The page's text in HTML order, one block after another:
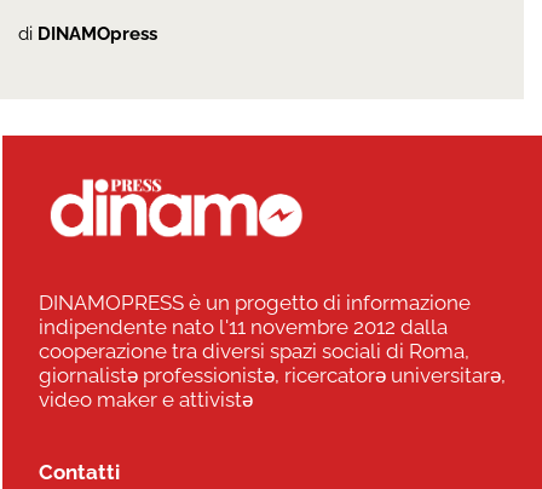
di DINAMOpress
DINAMOPRESS è un progetto di informazione
indipendente nato l'11 novembre 2012 dalla
cooperazione tra diversi spazi sociali di Roma,
giornalistə professionistə, ricercatorə universitarə,
video maker e attivistə
Contatti